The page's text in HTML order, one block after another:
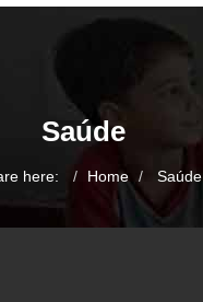
Saúde
here: Home Saúde